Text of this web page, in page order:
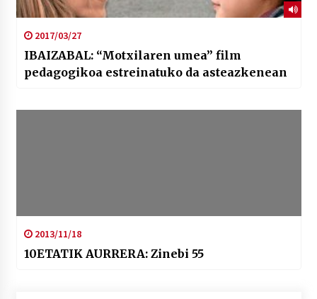
2017/03/27
IBAIZABAL: “Motxilaren umea” film
pedagogikoa estreinatuko da asteazkenean
2013/11/18
10ETATIK AURRERA: Zinebi 55